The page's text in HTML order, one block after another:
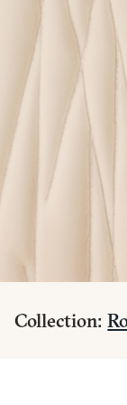
Collection: